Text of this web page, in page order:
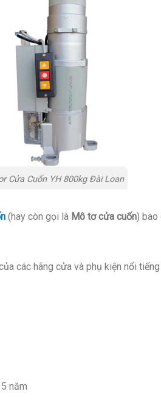
Cửa Cuốn YH 800kg Đài Loan
(hay còn gọi là Mô tơ cửa cuốn) bao
các hãng cửa và phụ kiện nổi tiếng
năm